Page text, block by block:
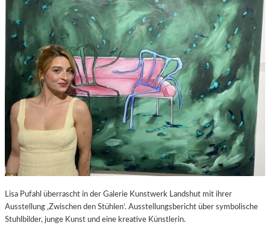
H
A
B
E
L
-
K
U
L
T
U
R
-
B
O
G
I
L
M
K
R
I
T
I
K
Z
U
P
E
D
O
A
L
Lisa Pufahl überrascht in der Galerie Kunstwerk Landshut mit ihrer
Ausstellung ‚Zwischen den Stühlen‘. Ausstellungsbericht über symbolische
Stuhlbilder, junge Kunst und eine kreative Künstlerin.